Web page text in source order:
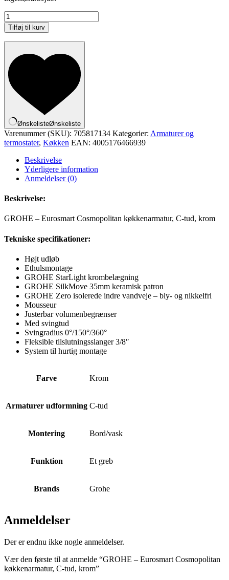
GROHE
-
Eurosmart
Cosmopolitan
køkkenarmatur,
C-
tud,
krom
antal
Tilføj til kurv
ØnskelisteØnskeliste
Varenummer (SKU): 705817134 Kategorier: Armaturer og
termostater, Køkken EAN: 4005176466939
Beskrivelse
Yderligere information
Anmeldelser (0)
Beskrivelse:
GROHE – Eurosmart Cosmopolitan køkkenarmatur, C-tud, krom
Tekniske specifikationer:
Højt udløb
Ethulsmontage
GROHE StarLight krombelægning
GROHE SilkMove 35mm keramisk patron
GROHE Zero isolerede indre vandveje – bly- og nikkelfri
Mousseur
Justerbar volumenbegrænser
Med svingtud
Svingradius 0°/150°/360°
Fleksible tilslutningsslanger 3/8″
System til hurtig montage
Farve Krom
Armaturer udformning C-tud
Montering Bord/vask
Funktion Et greb
Brands Grohe
Anmeldelser
Der er endnu ikke nogle anmeldelser.
Vær den første til at anmelde “GROHE – Eurosmart Cosmopolitan
køkkenarmatur, C-tud, krom”